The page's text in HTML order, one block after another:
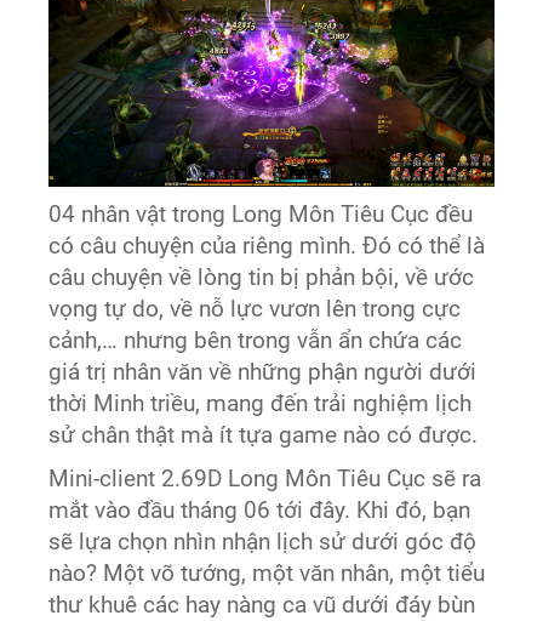
04 nhân vật trong Long Môn Tiêu Cục đều
có câu chuyện của riêng mình. Đó có thể là
câu chuyện về lòng tin bị phản bội, về ước
vọng tự do, về nỗ lực vươn lên trong cực
cảnh,… nhưng bên trong vẫn ẩn chứa các
giá trị nhân văn về những phận người dưới
thời Minh triều, mang đến trải nghiệm lịch
sử chân thật mà ít tựa game nào có được.
Mini-client 2.69D Long Môn Tiêu Cục sẽ ra
mắt vào đầu tháng 06 tới đây. Khi đó, bạn
sẽ lựa chọn nhìn nhận lịch sử dưới góc độ
nào? Một võ tướng, một văn nhân, một tiểu
thư khuê các hay nàng ca vũ dưới đáy bùn